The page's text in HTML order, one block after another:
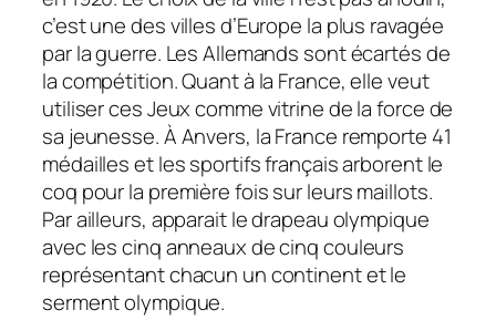
c’est une des villes d’Europe la plus ravagée
par la guerre. Les Allemands sont écartés de
la compétition. Quant à la France, elle veut
utiliser ces Jeux comme vitrine de la force de
sa jeunesse. À Anvers, la France remporte 41
médailles et les sportifs français arborent le
coq pour la première fois sur leurs maillots.
Par ailleurs, apparait le drapeau olympique
avec les cinq anneaux de cinq couleurs
représentant chacun un continent et le
serment olympique.